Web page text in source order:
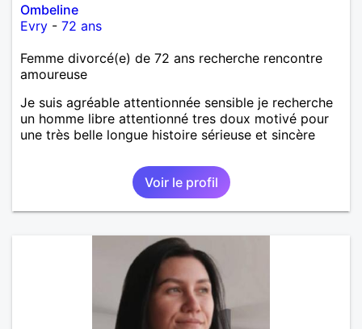
Ombeline
Evry - 72 ans
Femme divorcé(e) de 72 ans recherche rencontre
amoureuse
Je suis agréable attentionnée sensible je recherche
un homme libre attentionné tres doux motivé pour
une très belle longue histoire sérieuse et sincère
Voir le profil